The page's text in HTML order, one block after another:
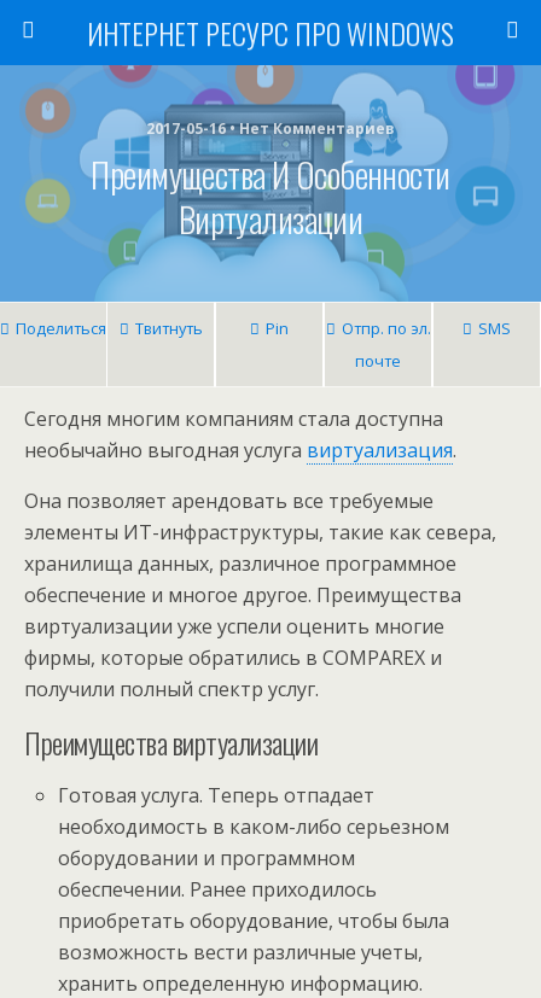
ИНТЕРНЕТ РЕСУРС ПРО WINDOWS
2017-05-16 • Нет Комментариев
Преимущества И Особенности
Виртуализации
Поделиться Твитнуть Pin
Отпр. по эл.
почте
SMS
Сегодня многим компаниям стала доступна
необычайно выгодная услуга виртуализация.
Она позволяет арендовать все требуемые
элементы ИТ-инфраструктуры, такие как севера,
хранилища данных, различное программное
обеспечение и многое другое. Преимущества
виртуализации уже успели оценить многие
фирмы, которые обратились в COMPAREX и
получили полный спектр услуг.
Преимущества виртуализации
Готовая услуга. Теперь отпадает
необходимость в каком-либо серьезном
оборудовании и программном
обеспечении. Ранее приходилось
приобретать оборудование, чтобы была
возможность вести различные учеты,
хранить определенную информацию.